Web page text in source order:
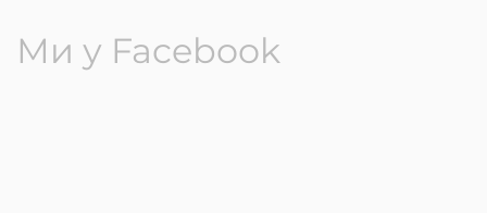
Ми у Facebook